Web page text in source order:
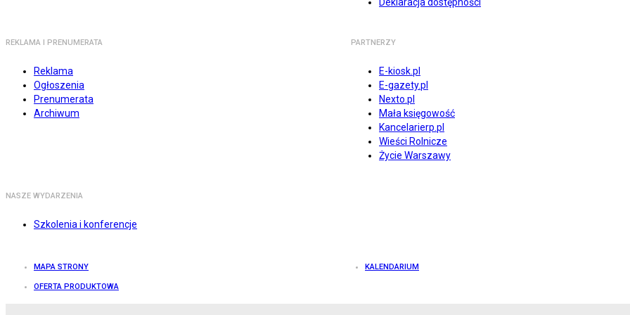
REKLAMA I PRENUMERATA
Reklama
Ogłoszenia
Prenumerata
Archiwum
PARTNERZY
E-kiosk.pl
E-gazety.pl
Nexto.pl
Mała księgowość
Kancelarierp.pl
Wieści Rolnicze
Życie Warszawy
NASZE WYDARZENIA
Szkolenia i konferencje
MAPA STRONY KALENDARIUM
OFERTA PRODUKTOWA